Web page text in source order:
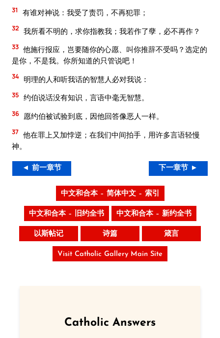
31 有谁对神说：我受了责罚，不再犯罪；
32 我所看不明的，求你指教我；我若作了孽，必不再作？
33 他施行报应，岂要随你的心愿、叫你推辞不受吗？选定的
是你，不是我。你所知道的只管说吧！
34 明理的人和听我话的智慧人必对我说：
35 约伯说话没有知识，言语中毫无智慧。
36 愿约伯被试验到底，因他回答像恶人一样。
37 他在罪上又加悖逆；在我们中间拍手，用许多言语轻慢
神。
◄ 前一章节 下一章节 ►
中文和合本 – 简体中文 – 索引
中文和合本 – 旧约全书 中文和合本 – 新约全书
以斯帖记 诗篇 箴言
Visit Catholic Gallery Main Site
Catholic Answers